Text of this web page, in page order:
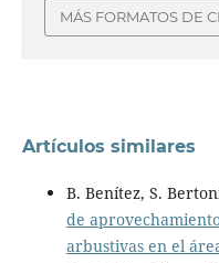
MÁS FORMATOS DE
Artículos similares
B. Benítez, S.
de
arbustivas en el